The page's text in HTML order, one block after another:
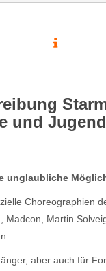
und
unglaubliche
Choreographien
Madcon, Martin
aber auch für